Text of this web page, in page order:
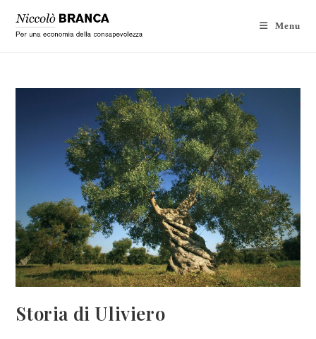
Menu
Storia di Uliviero